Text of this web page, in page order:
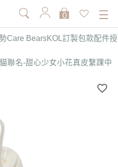
0
Care BearsKOL訂製包款配件
聯名-甜心少女小花真皮繫踝中